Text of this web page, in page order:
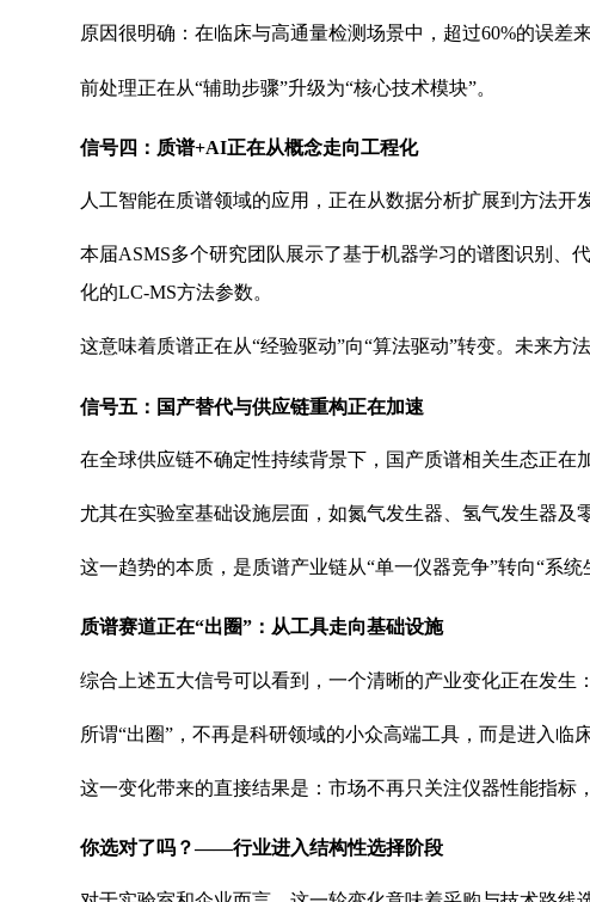
原因很明确：在临床与高通量检测场景中，超过60%的误差
前处理正在从“辅助步骤”升级为“核心技术模块”。
信号四：质谱+AI正在从概念走向工程化
人工智能在质谱领域的应用，正在从数据分析扩展到方法开
本届ASMS多个研究团队展示了基于机器学习的谱图识别、
化的LC-MS方法参数。
这意味着质谱正在从“经验驱动”向“算法驱动”转变。未来方
信号五：国产替代与供应链重构正在加速
在全球供应链不确定性持续背景下，国产质谱相关生态正在
尤其在实验室基础设施层面，如氮气发生器、氢气发生器及
这一趋势的本质，是质谱产业链从“单一仪器竞争”转向“系
质谱赛道正在“出圈”：从工具走向基础设施
综合上述五大信号可以看到，一个清晰的产业变化正在发生
所谓“出圈”，不再是科研领域的小众高端工具，而是进入临
这一变化带来的直接结果是：市场不再只关注仪器性能指标
你选对了吗？——行业进入结构性选择阶段